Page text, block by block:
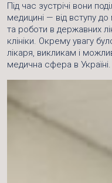
Під час зустрічі вони
медицині — від вступу
та роботи в державних
клініки. Окрему увагу
лікаря, викликам і
медична сфера в Україні.